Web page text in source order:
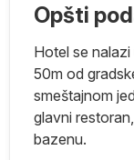
Opšti
Hotel se
50m od
smeštajnom
glavni
bazenu.